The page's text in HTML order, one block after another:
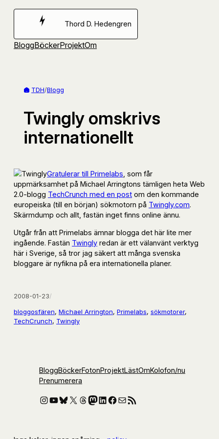
Hoppa
Thord D. Hedengren
BloggBöckerProjektOm
TDH/Blogg
Twingly omskrivs
internationellt
Gratulerar till Primelabs , som får
uppmärksamhet på Michael Arringtons tämligen heta Web
2.0-blogg TechCrunch med en post om den kommande
europeiska (till en början) sökmotorn på Twingly.com.
Skärmdump och allt, fastän inget finns online ännu.
Utgår från att Primelabs ämnar blogga det här lite mer
ingående. Fastän Twingly redan är ett välanvänt verktyg
här i Sverige, så tror jag säkert att många svenska
bloggare är nyfikna på era internationella planer.
2008-01-23/
bloggosfären, Michael Arrington, Primelabs, sökmotorer
TechCrunch, Twingly
BloggBöckerFotonProjektLästOmKolofon/nu
Prenumerera
Instagram
YouTube
Bluesky
X Threads
Mastodon
LinkedIn
Facebook
E-postRSS-flöde